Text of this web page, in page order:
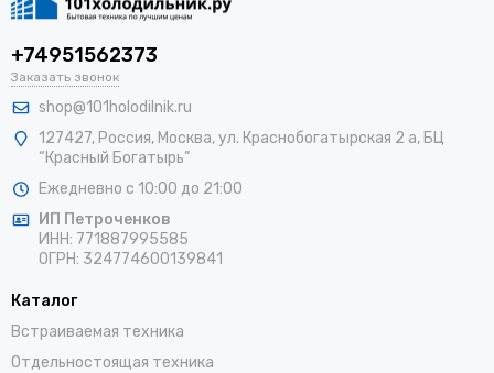
+74951562373
Заказать звонок
shop@101holodilnik.ru
127427, Россия, Москва,ул. Краснобогатырская 2 а, БЦ
“Красный Богатырь”
Ежедневно с 10:00 до 21:00
ИП Петроченков
ИНН: 771887995585
ОГРН: 324774600139841
Каталог
Встраиваемая техника
Отдельностоящая техника